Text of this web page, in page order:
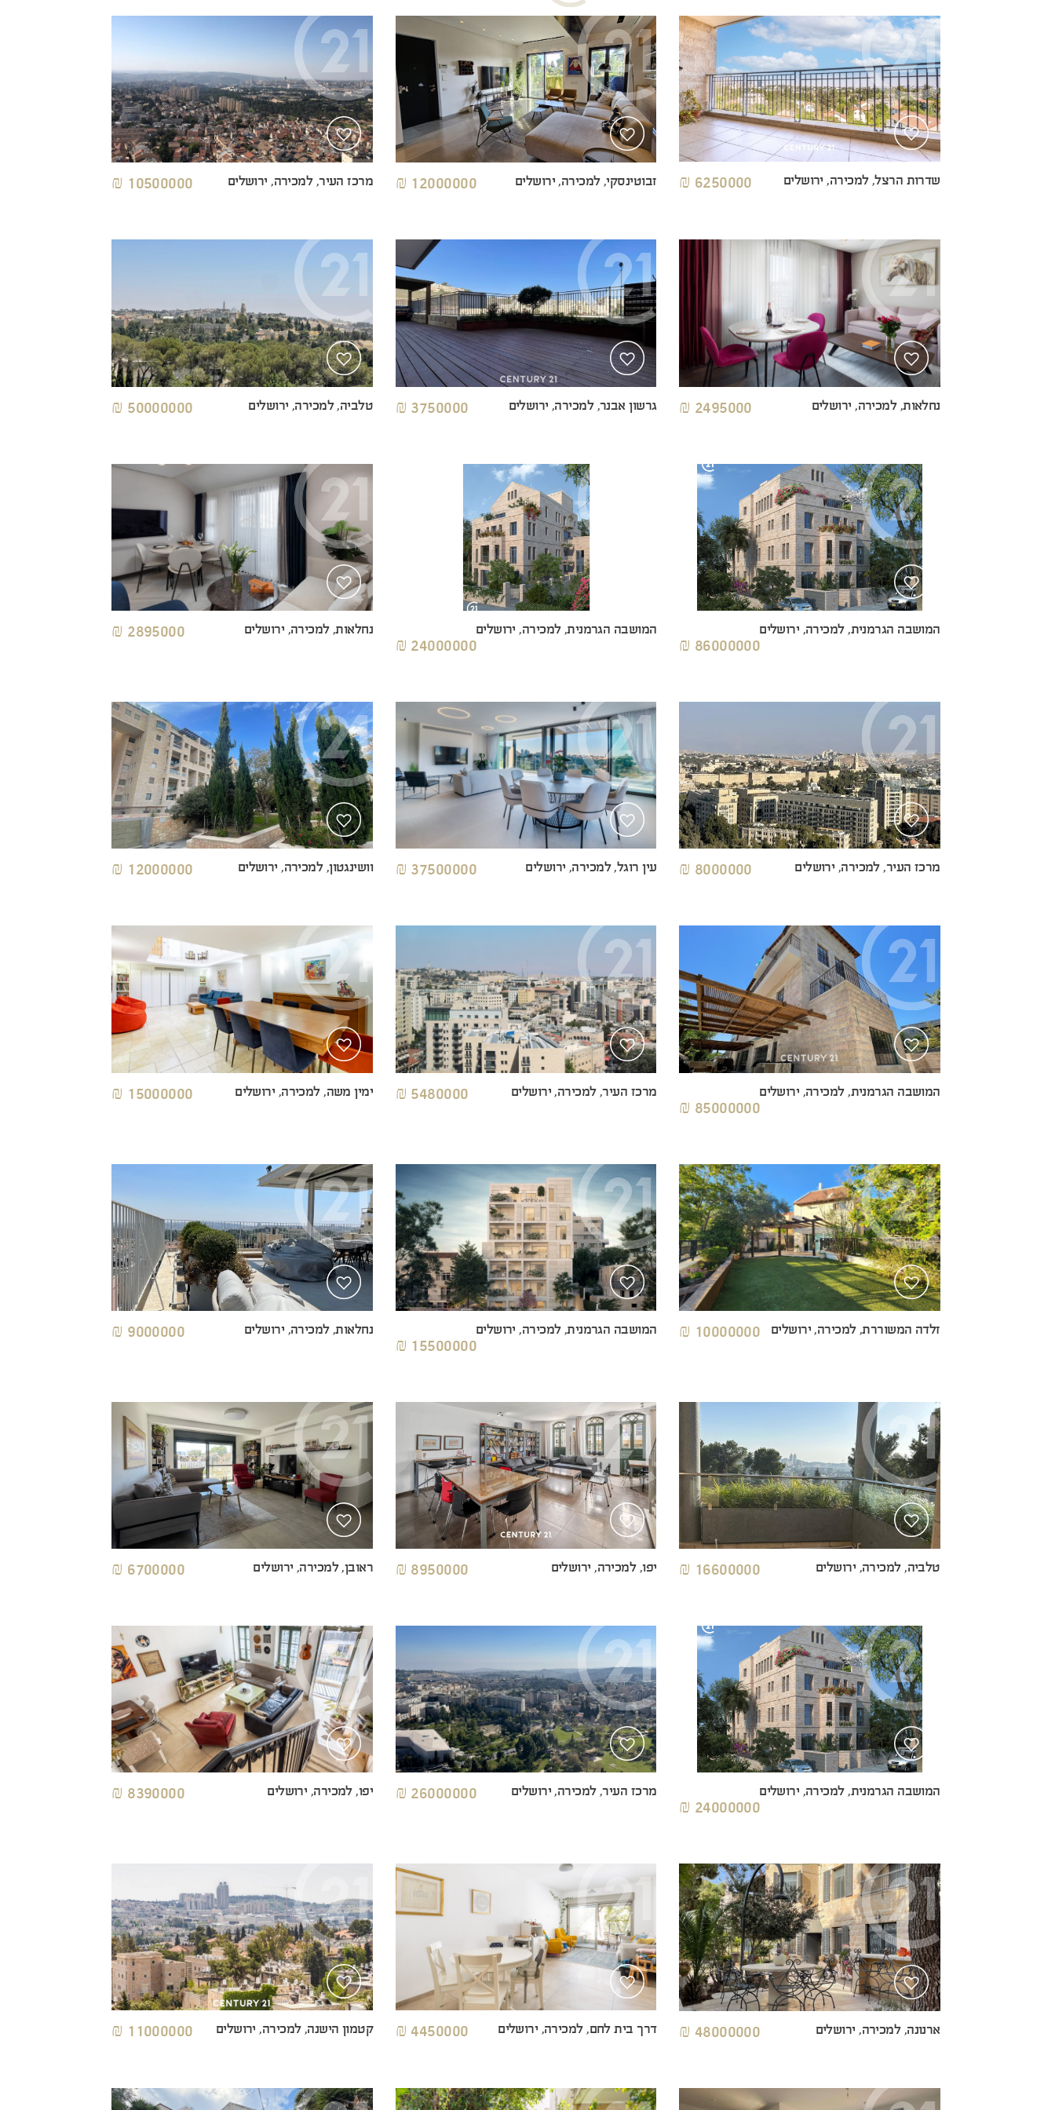
מרכז העיר, למכירה, ירושלים 10500000 ₪ זבוטינסקי, למכירה, ירושלים 12000000 ₪ שדרות הרצל, למכירה, ירושלים 6250000 ₪
טלביה, למכירה, ירושלים 50000000 ₪ גרשון אבנר, למכירה, ירושלים 3750000 ₪ נחלאות, למכירה, ירושלים 2495000 ₪
נחלאות, למכירה, ירושלים 2895000 ₪ המושבה הגרמנית, למכירה, ירושלים
24000000 ₪
המושבה הגרמנית, למכירה, ירושלים
86000000 ₪
וושינגטון, למכירה, ירושלים 12000000 ₪ עין רוגל, למכירה, ירושלים 37500000 ₪ מרכז העיר, למכירה, ירושלים 8000000 ₪
ימין משה, למכירה, ירושלים 15000000 ₪ מרכז העיר, למכירה, ירושלים 5480000 ₪ המושבה הגרמנית, למכירה, ירושלים
85000000 ₪
נחלאות, למכירה, ירושלים 9000000 ₪ המושבה הגרמנית, למכירה, ירושלים
15500000 ₪
זלדה המשוררת, למכירה, ירושלים 10000000 ₪
ראובן, למכירה, ירושלים 6700000 ₪ יפו, למכירה, ירושלים 8950000 ₪ טלביה, למכירה, ירושלים 16600000 ₪
יפו, למכירה, ירושלים 8390000 ₪ מרכז העיר, למכירה, ירושלים 26000000 ₪ המושבה הגרמנית, למכירה, ירושלים
24000000 ₪
קטמון הישנה, למכירה, ירושלים 11000000 ₪ דרך בית לחם, למכירה, ירושלים 4450000 ₪ ארנונה, למכירה, ירושלים 48000000 ₪